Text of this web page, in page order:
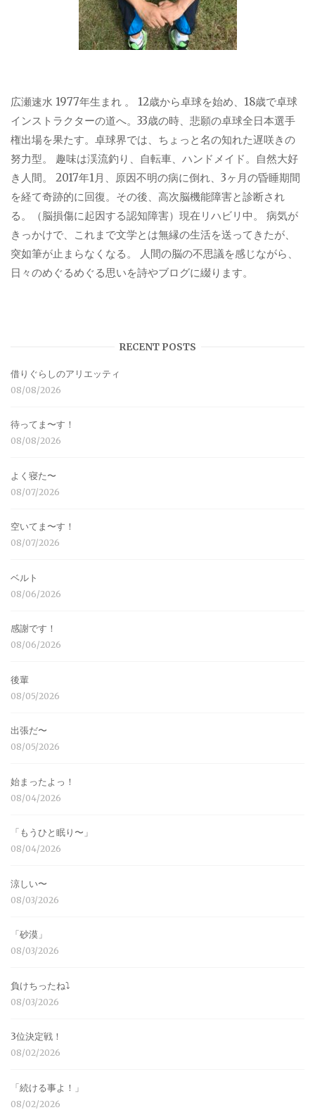
広瀬速水 1977年生まれ 。 12歳から卓球を始め、18歳で卓球
インストラクターの道へ。33歳の時、悲願の卓球全日本選手
権出場を果たす。卓球界では、ちょっと名の知れた遅咲きの
努力型。 趣味は渓流釣り、自転車、ハンドメイド。自然大好
き人間。 2017年1月、原因不明の病に倒れ、3ヶ月の昏睡期間
を経て奇跡的に回復。その後、高次脳機能障害と診断され
る。（脳損傷に起因する認知障害）現在リハビリ中。 病気が
きっかけで、これまで文学とは無縁の生活を送ってきたが、
突如筆が止まらなくなる。 人間の脳の不思議を感じながら、
日々のめぐるめぐる思いを詩やブログに綴ります。
RECENT POSTS
借りぐらしのアリエッティ
08/08/2026
待ってま〜す！
08/08/2026
よく寝た〜
08/07/2026
空いてま〜す！
08/07/2026
ベルト
08/06/2026
感謝です！
08/06/2026
後輩
08/05/2026
出張だ〜
08/05/2026
始まったよっ！
08/04/2026
「もうひと眠り〜」
08/04/2026
涼しい〜
08/03/2026
「砂漠」
08/03/2026
負けちったね⤵︎
08/03/2026
3位決定戦！
08/02/2026
「続ける事よ！」
08/02/2026